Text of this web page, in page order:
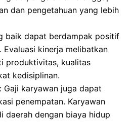
dan pengetahuan yang lebih
baik dapat berdampak positif
Evaluasi kinerja melibatkan
produktivitas, kualitas
kedisiplinan.
Gaji karyawan juga dapat
penempatan. Karyawan
daerah dengan biaya hidup